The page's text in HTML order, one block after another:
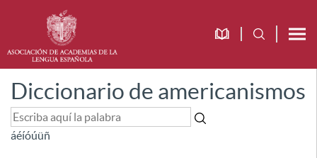
Diccionario de americanismos
áéíóúüñ